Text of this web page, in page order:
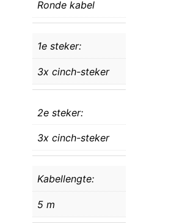
Ronde kabel
1e steker:
3x cinch-steker
2e steker:
3x cinch-steker
Kabellengte:
5 m